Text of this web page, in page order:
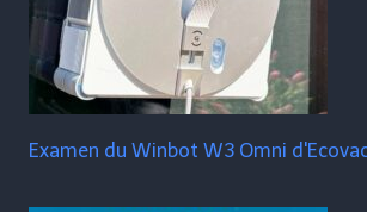
Examen du Winbot W3 Omni